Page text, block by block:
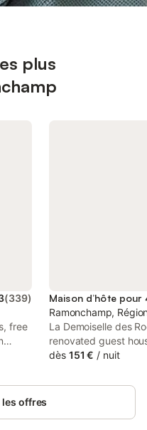
plus
(339)
free
of
Ramonchamp,
La Demoiselle des
renovated guest
where guests can
private check-in and
dès 151 € / nuit
offres